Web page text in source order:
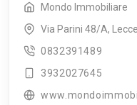
Mondo Immobiliare
Via Parini 48/A, Lecce
0832391489
3932027645